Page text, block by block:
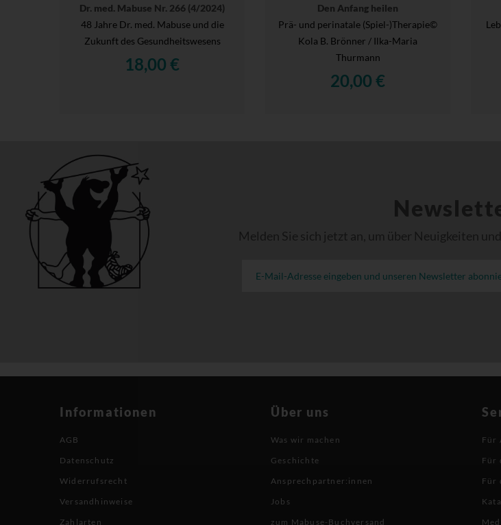
Dr. med. Mabuse Nr. 266 (4/2024)
48 Jahre Dr. med. Mabuse und die
Zukunft des Gesundheitswesens
18,00 €
Den Anfang heilen
Prä- und perinatale (Spiel-)Therapie©
Kola B. Brönner / Ilka-Maria
Thurmann
20,00 €
Melden Sie sich jetzt an, um über Neuigkeiten
Informationen
AGB
Datenschutz
Widerrufsrecht
Versandhinweise
Zahlarten
Über uns
Was wir machen
Geschichte
Ansprechpartner:innen
Jobs
zum Mabuse-Buchversand
Für
Für
Für